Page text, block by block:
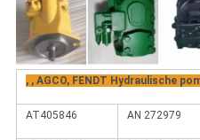
, , AGCO, FENDT Hydraulische
AT405846 AN 272979